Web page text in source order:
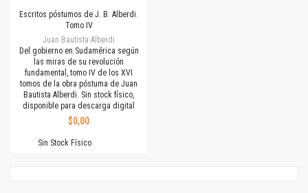
Escritos póstumos de J. B. Alberdi.
Tomo IV
Juan Bautista Alberdi
Del gobierno en Sudamérica según
las miras de su revolución
fundamental, tomo IV de los XVI
tomos de la obra póstuma de Juan
Bautista Alberdi. Sin stock físico,
disponible para descarga digital
$0,00
Sin Stock Físico